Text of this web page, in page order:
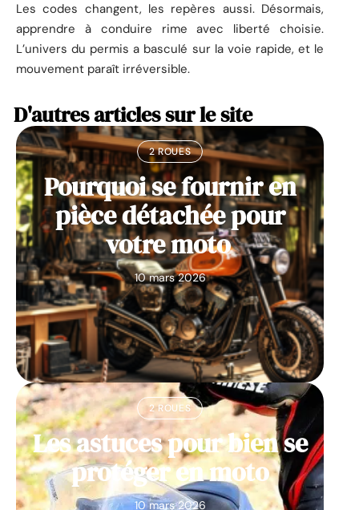
Les codes changent, les repères aussi. Désormais,
apprendre à conduire rime avec liberté choisie.
L’univers du permis a basculé sur la voie rapide, et le
mouvement paraît irréversible.
D'autres articles sur le site
2 ROUES
Pourquoi se fournir en
pièce détachée pour
votre moto
10 mars 2026
2 ROUES
Les astuces pour bien se
protéger en moto
10 mars 2026